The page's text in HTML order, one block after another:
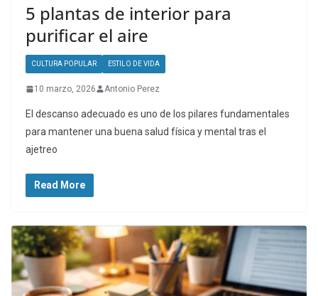
5 plantas de interior para
purificar el aire
CULTURA POPULAR ESTILO DE VIDA
10 marzo, 2026 Antonio Perez
El descanso adecuado es uno de los pilares fundamentales
para mantener una buena salud física y mental tras el
ajetreo
Read More